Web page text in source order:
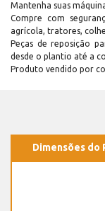
Mantenha suas
Compre com
agrícola, tratores,
Peças de reposição
desde o plantio até a
Produto vendido por
Dimensões do